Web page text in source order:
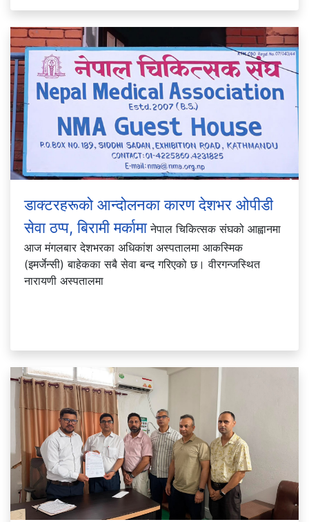
डाक्टरहरूको आन्दोलनका कारण देशभर ओपीडी
सेवा ठप्प, बिरामी मर्कामानेपाल चिकित्सक संघको आह्वानमा
आज मंगलबार देशभरका अधिकांश अस्पतालमा आकस्मिक
(इमर्जेन्सी) बाहेकका सबै सेवा बन्द गरिएको छ। वीरगन्जस्थित
नारायणी अस्पतालमा